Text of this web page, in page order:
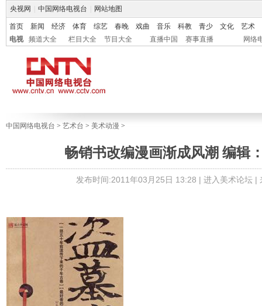
央视网 中国网络电视台 网站地图
首页 新闻 经济 体育 综艺 春晚 戏曲 音乐 科教 青少 文化
艺术
电视
频道大全 栏目大全 节目大全 直播中国 赛事直播 网络
中国网络电视台 > 艺术台 > 美术动漫 >
畅销书改编漫画渐成风潮 编辑
发布时间:2011年03月25日 13:28 | 进入美术论坛|